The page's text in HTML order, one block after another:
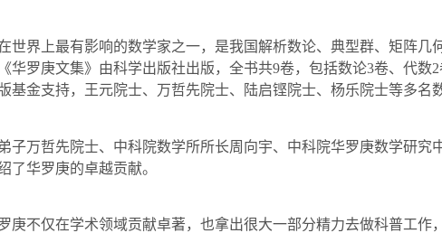
世界上最有影响的数学家之一，是我国解析数论、典型群、矩阵几
华罗庚文集》由科学出版社出版，全书共9卷，包括数论3卷、代数2
基金支持，王元院士、万哲先院士、陆启铿院士、杨乐院士等多名
子万哲先院士、中科院数学所所长周向宇、中科院华罗庚数学研究
了华罗庚的卓越贡献。
庚不仅在学术领域贡献卓著，也拿出很大一部分精力去做科普工作